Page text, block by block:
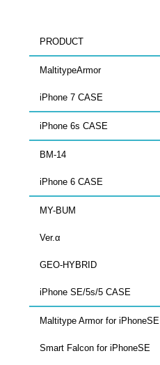
PRODUCT
MaltitypeArmor
iPhone 7 CASE
iPhone 6s CASE
BM-14
iPhone 6 CASE
MY-BUM
Ver.α
GEO-HYBRID
iPhone SE/5s/5 CASE
Maltitype Armor for iPhoneSE
Smart Falcon for iPhoneSE